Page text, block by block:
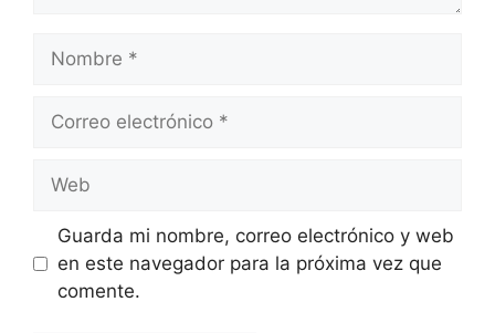
electrónico
Guarda mi nombre, correo electrónico y web
en este navegador para la próxima vez que
comente.